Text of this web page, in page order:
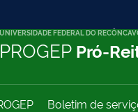
UNIVERSIDADE FEDERAL DO
PROGEP Pró-
Boletim de